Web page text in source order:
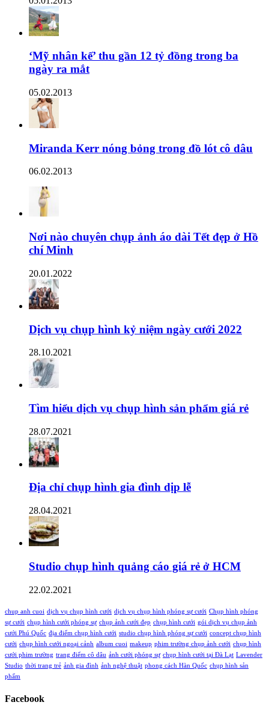
‘Mỹ nhân kế’ thu gần 12 tỷ đồng trong ba
ngày ra mắt
05.02.2013
Miranda Kerr nóng bỏng trong đồ lót cô dâu
06.02.2013
Nơi nào chuyên chụp ảnh áo dài Tết đẹp ở Hồ
chí Minh
20.01.2022
Dịch vụ chụp hình kỷ niệm ngày cưới 2022
28.10.2021
Tìm hiểu dịch vụ chụp hình sản phẩm giá rẻ
28.07.2021
Địa chỉ chụp hình gia đình dịp lễ
28.04.2021
Studio chụp hình quảng cáo giá rẻ ở HCM
22.02.2021
chup anh cuoi dịch vụ chụp hình cưới dịch vụ chụp hình phóng sự cưới Chụp hình phóng
sự cưới chụp hình cưới phóng sự chụp ảnh cưới đẹp chụp hình cưới gói dịch vụ chụp ảnh
cưới Phú Quốc địa điểm chụp hình cưới studio chụp hình phóng sự cưới concept chụp hình
cưới chụp hình cưới ngoại cảnh album cuoi makeup phim trường chụp ảnh cưới chụp hình
cưới phim trường trang điểm cô dâu ảnh cưới phóng sự chụp hình cưới tại Đà Lạt Lavender
Studio thời trang trẻ ảnh gia đình ảnh nghệ thuật phong cách Hàn Quốc chụp hình sản
phẩm
Facebook